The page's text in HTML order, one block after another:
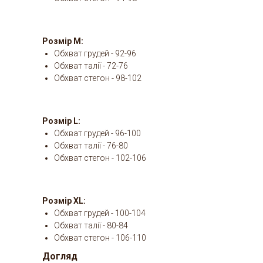
Розмір M:
Обхват грудей - 92-96
Обхват талії - 72-76
Обхват стегон - 98-102
Розмір L:
Обхват грудей - 96-100
Обхват талії - 76-80
Обхват стегон - 102-106
Розмір XL:
Обхват грудей - 100-104
Обхват талії - 80-84
Обхват стегон - 106-110
Догляд